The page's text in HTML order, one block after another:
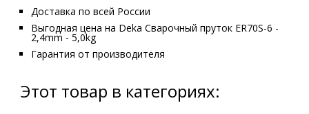
Доставка по всей России
Выгодная цена на Deka Сварочный пруток ER70S-6 -
2,4mm - 5,0kg
Гарантия от производителя
Этот товар в категориях: